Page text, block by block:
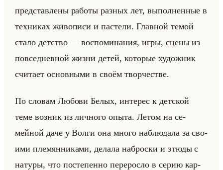
пред­став­ле­ны ра­бо­ты раз­ных лет, вы­пол­нен­ные в
тех­ни­ках жи­во­пи­си и па­сте­ли. Глав­ной темой
стало дет­ство — вос­по­ми­на­ния, игры, сцены из
по­все­днев­ной жизни детей, ко­то­рые ху­дож­ник
счи­та­ет ос­нов­ны­ми в своём твор­че­стве.
По сло­вам Лю­бо­ви Белых, ин­те­рес к дет­ской
теме воз­ник из лич­но­го опыта. Летом на се­
мейной даче у Волги она много на­блю­да­ла за сво­
ими пле­мян­ни­ка­ми, де­ла­ла на­брос­ки и этюды с
на­ту­ры, что по­сте­пен­но пе­ре­рос­ло в серию кар­